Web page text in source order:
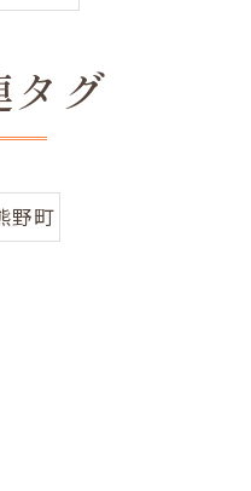
タグ
野町